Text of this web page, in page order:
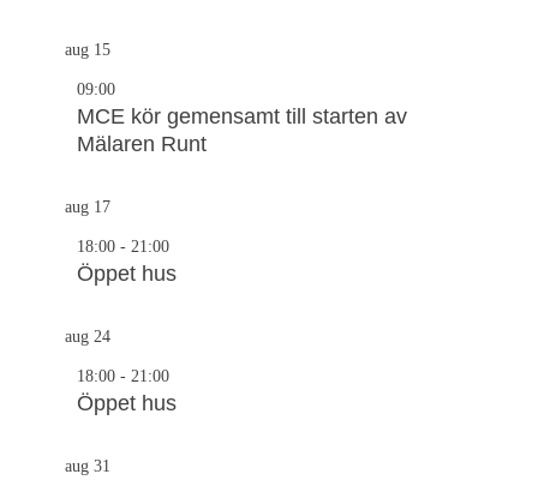
aug 15
09:00
MCE kör gemensamt till starten av
Mälaren Runt
aug 17
18:00 - 21:00
Öppet hus
aug 24
18:00 - 21:00
Öppet hus
aug 31